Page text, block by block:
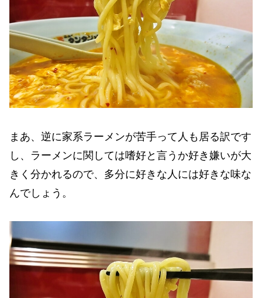
まあ、逆に家系ラーメンが苦手って人も居る訳です
し、ラーメンに関しては嗜好と言うか好き嫌いが大
きく分かれるので、多分に好きな人には好きな味な
んでしょう。